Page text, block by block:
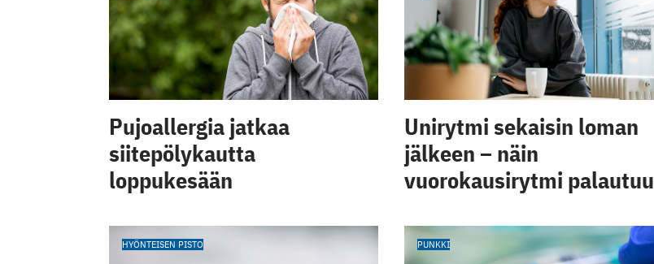
Pujoallergia jatkaa
siitepölykautta
loppukesään
Unirytmi sekaisin loman
jälkeen – näin
vuorokausirytmi palautuu
HYÖNTEISEN PISTO PUNKKI